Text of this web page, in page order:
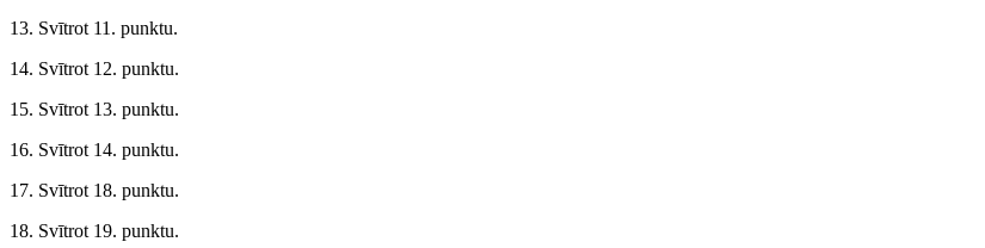
13. Svītrot 11. punktu.
14. Svītrot 12. punktu.
15. Svītrot 13. punktu.
16. Svītrot 14. punktu.
17. Svītrot 18. punktu.
18. Svītrot 19. punktu.